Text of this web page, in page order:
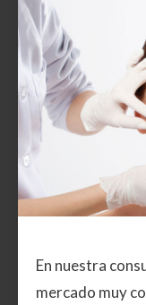
En nuestra
mercado muy